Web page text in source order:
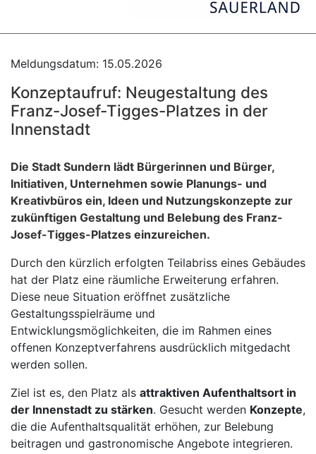
Meldungsdatum: 15.05.2026
Konzeptaufruf: Neugestaltung des
Franz-Josef-Tigges-Platzes in der
Innenstadt
Die Stadt Sundern lädt Bürgerinnen und Bürger,
Initiativen, Unternehmen sowie Planungs- und
Kreativbüros ein, Ideen und Nutzungskonzepte zur
zukünftigen Gestaltung und Belebung des Franz-
Josef-Tigges-Platzes einzureichen.
Durch den kürzlich erfolgten Teilabriss eines Gebäudes
hat der Platz eine räumliche Erweiterung erfahren.
Diese neue Situation eröffnet zusätzliche
Gestaltungsspielräume und
Entwicklungsmöglichkeiten, die im Rahmen eines
offenen Konzeptverfahrens ausdrücklich mitgedacht
werden sollen.
Ziel ist es, den Platz als attraktiven Aufenthaltsort in
der Innenstadt zu stärken. Gesucht werden Konzepte,
die die Aufenthaltsqualität erhöhen, zur Belebung
beitragen und gastronomische Angebote integrieren.